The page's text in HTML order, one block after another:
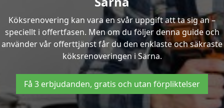
Köksrenovering kan vara en svår uppgift att ta sig an –
speciellt i offertfasen. Men om du följer denna guide och
använder vår offerttjänst får du den enklaste och säkraste
köksrenoveringen i Särna.
Få 3 erbjudanden, gratis och utan förpliktelser